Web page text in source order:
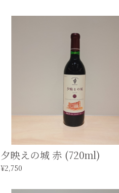
夕映えの城 赤 (720ml)
¥2,750